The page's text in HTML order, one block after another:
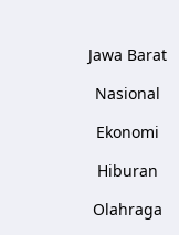
Jawa Barat
Nasional
Ekonomi
Hiburan
Olahraga